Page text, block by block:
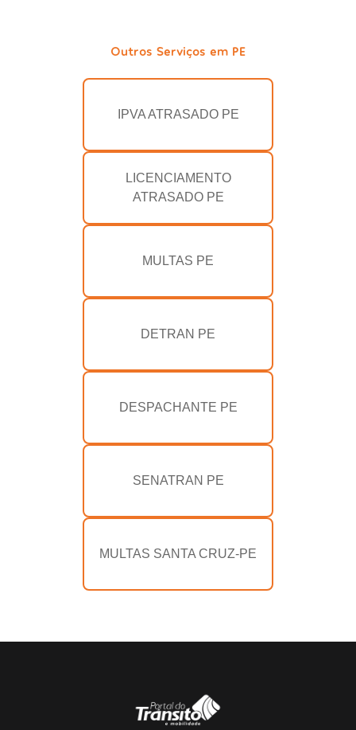
Outros Serviços em PE
IPVA ATRASADO PE
LICENCIAMENTO
ATRASADO PE
MULTAS PE
DETRAN PE
DESPACHANTE PE
SENATRAN PE
MULTAS SANTA CRUZ-PE